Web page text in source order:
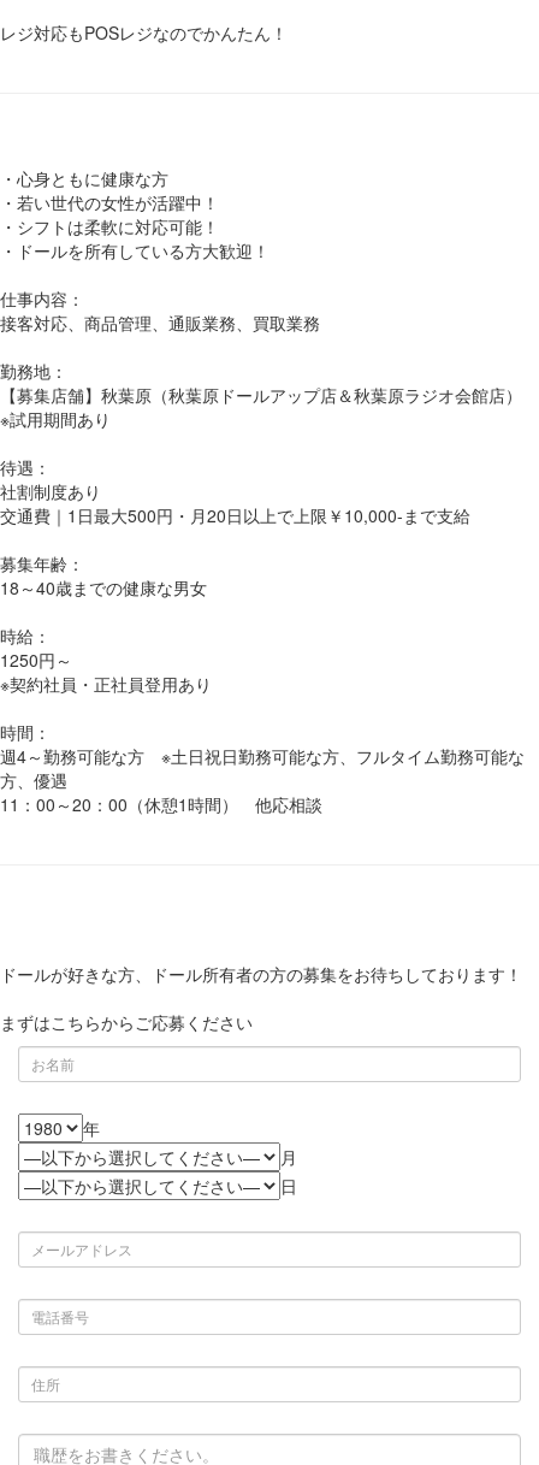
レジ対応もPOSレジなのでかんたん！
・心身ともに健康な方
・若い世代の女性が活躍中！
・シフトは柔軟に対応可能！
・ドールを所有している方大歓迎！
仕事内容：
接客対応、商品管理、通販業務、買取業務
勤務地：
【募集店舗】秋葉原（秋葉原ドールアップ店＆秋葉原ラジオ会館店）
※試用期間あり
待遇：
社割制度あり
交通費｜1日最大500円・月20日以上で上限￥10,000-まで支給
募集年齢：
18～40歳までの健康な男女
時給：
1250円～
※契約社員・正社員登用あり
時間：
週4～勤務可能な方 ※土日祝日勤務可能な方、フルタイム勤務可能な
方、優遇
11：00～20：00（休憩1時間） 他応相談
ドールが好きな方、ドール所有者の方の募集をお待ちしております！
まずはこちらからご応募ください
年
月
日